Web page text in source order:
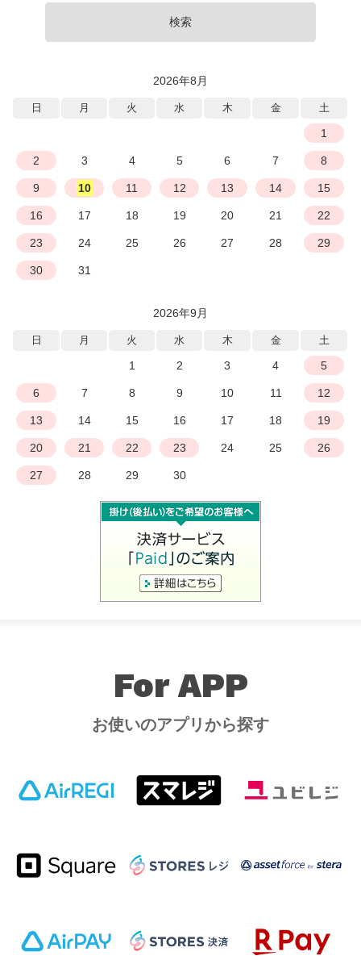
検索
2026年8月
日 月 火 水 木 金 土
1
2 3 4 5 6 7 8
9 10 11 12 13 14 15
16 17 18 19 20 21 22
23 24 25 26 27 28 29
30 31
2026年9月
日 月 火 水 木 金 土
1 2 3 4 5
6 7 8 9 10 11 12
13 14 15 16 17 18 19
20 21 22 23 24 25 26
27 28 29 30
For APP
お使いのアプリから探す